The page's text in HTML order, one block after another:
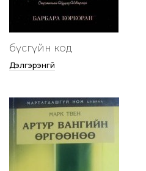
бүсгүйн код
Дэлгэрэнгүй